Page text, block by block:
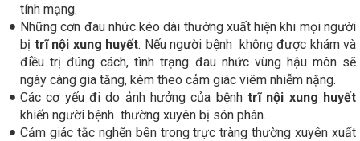
tính mạng.
Những cơn đau nhức kéo dài thường xuất hiện khi mọi người
bị trĩ nội xung huyết. Nếu người bệnh không được khám và
điều trị đúng cách, tình trạng đau nhức vùng hậu môn sẽ
ngày càng gia tăng, kèm theo cảm giác viêm nhiễm nặng.
Các cơ yếu đi do ảnh hưởng của bệnhtrĩ nội xung huyết
khiến người bệnh thường xuyên bị són phân.
Cảm giác tắc nghẽn bên trong trực tràng thường xuyên xuất